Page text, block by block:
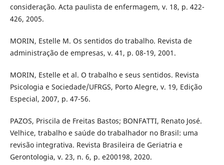
consideração. Acta paulista de enfermagem, v. 18, p. 422-
426, 2005.
MORIN, Estelle M. Os sentidos do trabalho. Revista de
administração de empresas, v. 41, p. 08-19, 2001.
MORIN, Estelle et al. O trabalho e seus sentidos. Revista
Psicologia e Sociedade/UFRGS, Porto Alegre, v. 19, Edição
Especial, 2007, p. 47-56.
PAZOS, Priscila de Freitas Bastos; BONFATTI, Renato José.
Velhice, trabalho e saúde do trabalhador no Brasil: uma
revisão integrativa. Revista Brasileira de Geriatria e
Gerontologia, v. 23, n. 6, p. e200198, 2020.